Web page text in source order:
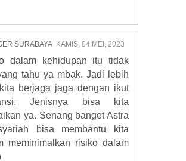
SURABAYA KAMIS, 04 MEI, 2023
dalam kehidupan itu tidak
tahu ya mbak. Jadi lebih
berjaga jaga dengan ikut
Jenisnya bisa kita
ya. Senang banget Astra
bisa membantu kita
meminimalkan risiko dalam